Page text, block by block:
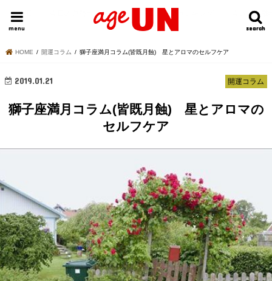
search
search
menu
HOME 今日の運勢ランキング 明日の運勢ランキング 今週の運勢
HOME 開運コラム 獅子座満月コラム(皆既月蝕) 星とアロマのセルフケア
開運コラム
2019.01.21
獅子座満月コラム(皆既月蝕) 星とアロマの
セルフケア